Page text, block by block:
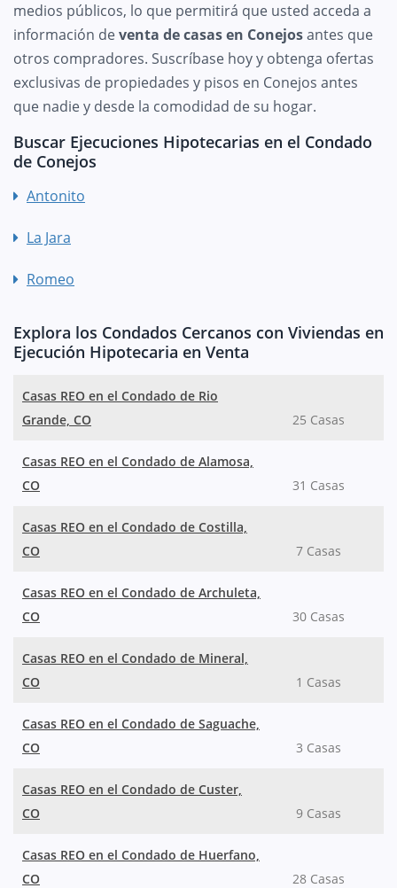
medios públicos, lo que permitirá que usted acceda a
información deventa de casas en Conejosantes que
otros compradores. Suscríbase hoy y obtenga ofertas
exclusivas de propiedades y pisos en Conejos antes
que nadie y desde la comodidad de su hogar.
Buscar Ejecuciones Hipotecarias en el Condado
de Conejos
Antonito
La Jara
Romeo
Explora los Condados Cercanos con Viviendas en
Ejecución Hipotecaria en Venta
Casas REO en el Condado de Rio
Grande, CO
25 Casas
Casas REO en el Condado de Alamosa,
CO
31 Casas
Casas REO en el Condado de Costilla,
CO
7 Casas
Casas REO en el Condado de Archuleta,
CO
30 Casas
Casas REO en el Condado de Mineral,
CO
1 Casas
Casas REO en el Condado de Saguache,
CO
3 Casas
Casas REO en el Condado de Custer,
CO
9 Casas
Casas REO en el Condado de Huerfano,
CO
28 Casas